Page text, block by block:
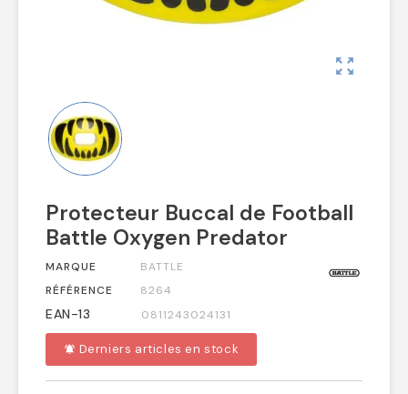
zoom_out_map
Protecteur Buccal de Football
Battle Oxygen Predator
MARQUE
BATTLE
RÉFÉRENCE
8264
EAN-13 0811243024131
notifications_active Derniers articles en stock